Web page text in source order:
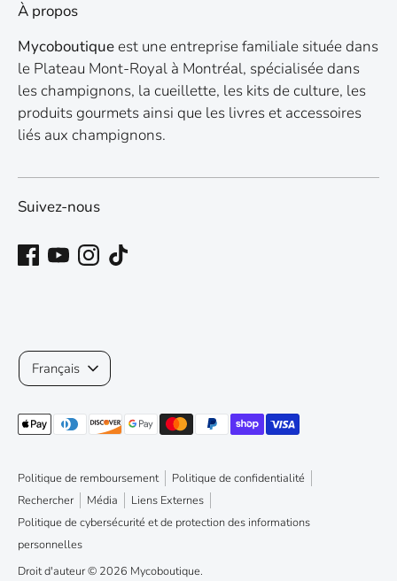
À propos
Mycoboutiqueest une entreprise familiale située dans
le Plateau Mont-Royal à Montréal, spécialisée dans
les champignons, la cueillette, les kits de culture, les
produits gourmets ainsi que les livres et accessoires
liés aux champignons.
Suivez-nous
Politique de remboursement
Politique de confidentialité
Rechercher
Média
Liens Externes
Politique de cybersécurité et de protection des informations
personnelles
Droit d'auteur © 2026 Mycoboutique.
Langue
Français
Méthodes
acceptées